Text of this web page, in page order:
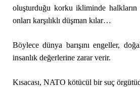
oluşturduğu korku ikliminde halkların
onları karşılıklı düşman kılar…
Böylece dünya barışını engeller,
insanlık değerlerine zarar verir.
Kısacası, NATO kötücül bir suç